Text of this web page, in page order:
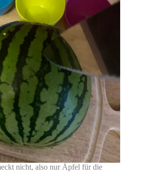
nicht, also nur Äpfel für die